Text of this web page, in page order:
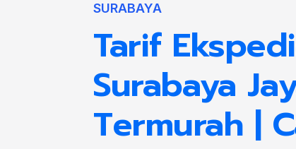
SURABAYA
Tarif
Surabaya
Termurah |